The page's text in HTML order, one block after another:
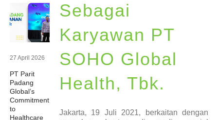
Investors
Connect With Us
27 April 2026
PT Parit
Padang
Global’s
Commitment
to
Healthcare
Sebagai
Karyawan PT
SOHO Global
Health, Tbk.
Jakarta, 19 Juli 2021, berkaitan dengan